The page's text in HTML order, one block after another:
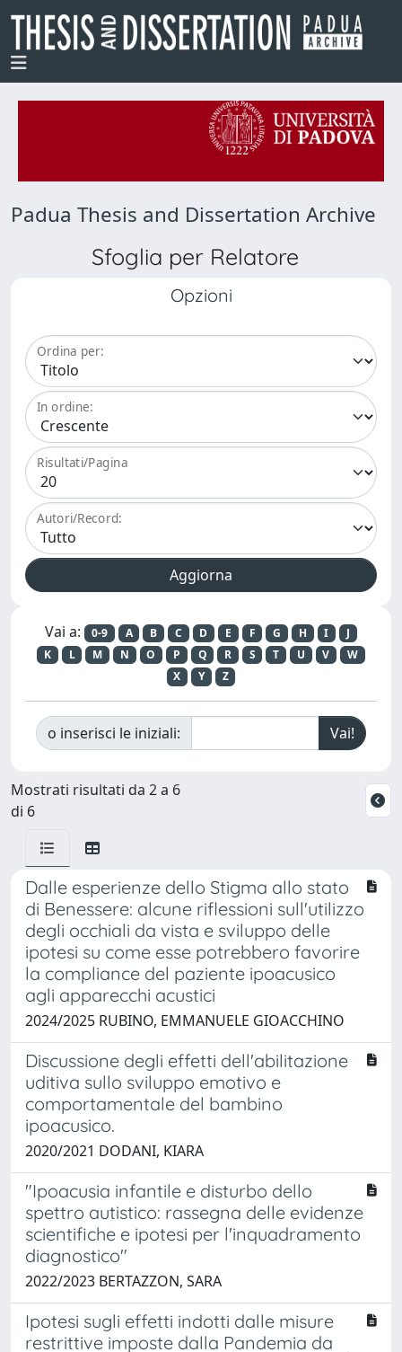
Padua Thesis and Dissertation Archive
Sfoglia per Relatore
Opzioni
Ordina per:
In ordine:
Risultati/Pagina
Autori/Record:
Vai a: 0-9 A B C D E F G H I
J
K
L M N O P Q R S T U V
W
X
Y Z
o inserisci le iniziali:
Mostrati risultati da 2 a 6
di 6
Dalle esperienze dello Stigma allo stato
di Benessere: alcune riflessioni sull'utilizzo
degli occhiali da vista e sviluppo delle
ipotesi su come esse potrebbero favorire
la compliance del paziente ipoacusico
agli apparecchi acustici
2024/2025 RUBINO, EMMANUELE GIOACCHINO
Discussione degli effetti dell'abilitazione
uditiva sullo sviluppo emotivo e
comportamentale del bambino
ipoacusico.
2020/2021 DODANI, KIARA
"Ipoacusia infantile e disturbo dello
spettro autistico: rassegna delle evidenze
scientifiche e ipotesi per l'inquadramento
diagnostico"
2022/2023 BERTAZZON, SARA
Ipotesi sugli effetti indotti dalle misure
restrittive imposte dalla Pandemia da